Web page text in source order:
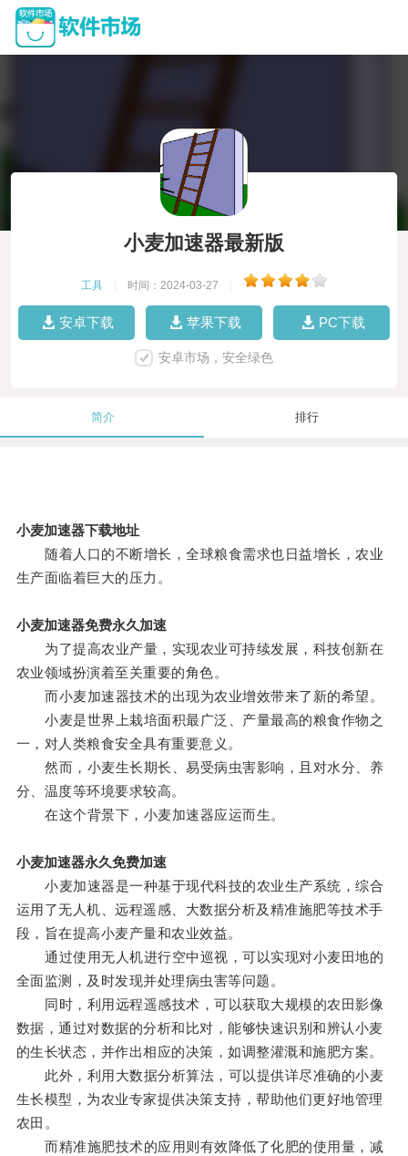
小麦加速器最新版
工具 时间：2024-03-27
安卓下载 苹果下载 PC下载
安卓市场，安全绿色
简介 排行
小麦加速器下载地址
随着人口的不断增长，全球粮食需求也日益增长，农业
生产面临着巨大的压力。
小麦加速器免费永久加速
为了提高农业产量，实现农业可持续发展，科技创新在
农业领域扮演着至关重要的角色。
而小麦加速器技术的出现为农业增效带来了新的希望。
小麦是世界上栽培面积最广泛、产量最高的粮食作物之
一，对人类粮食安全具有重要意义。
然而，小麦生长期长、易受病虫害影响，且对水分、养
分、温度等环境要求较高。
在这个背景下，小麦加速器应运而生。
小麦加速器永久免费加速
小麦加速器是一种基于现代科技的农业生产系统，综合
运用了无人机、远程遥感、大数据分析及精准施肥等技术手
段，旨在提高小麦产量和农业效益。
通过使用无人机进行空中巡视，可以实现对小麦田地的
全面监测，及时发现并处理病虫害等问题。
同时，利用远程遥感技术，可以获取大规模的农田影像
数据，通过对数据的分析和比对，能够快速识别和辨认小麦
的生长状态，并作出相应的决策，如调整灌溉和施肥方案。
此外，利用大数据分析算法，可以提供详尽准确的小麦
生长模型，为农业专家提供决策支持，帮助他们更好地管理
农田。
而精准施肥技术的应用则有效降低了化肥的使用量，减